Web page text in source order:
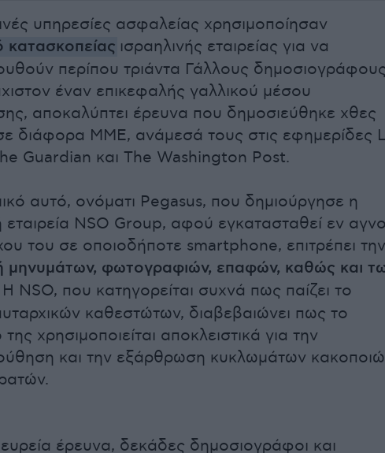
υπηρεσίες ασφαλείας χρησιμοποίησαν
κατασκοπείας ισραηλινής εταιρείας για να
περίπου τριάντα Γάλλους
έναν επικεφαλής γαλλικού μέσου
αποκαλύπτει έρευνα που δημοσιεύθηκε χθες
διάφορα ΜΜΕ, ανάμεσά τους στις εφημερίδες
Guardian και The Washington Post.
αυτό, ονόματι Pegasus, που δημιούργησε η
εταιρεία NSO Group, αφού εγκατασταθεί εν
του σε οποιοδήποτε smartphone, επιτρέπει την
μηνυμάτων, φωτογραφιών, επαφών, καθώς και
Η NSO, που κατηγορείται συχνά πως παίζει το
καθεστώτων, διαβεβαιώνει πως το
της χρησιμοποιείται αποκλειστικά για την
και την εξάρθρωση κυκλωμάτων
έρευνα, δεκάδες δημοσιογράφοι και